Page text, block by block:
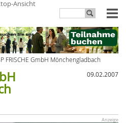
Ansicht
FRISCHE GmbH Mönchengladbach
09.02.2007
Anzeige